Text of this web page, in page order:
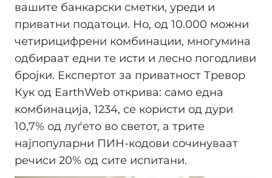
вашите банкарски сметки, уреди и
приватни податоци. Но, од 10.000 можни
четирицифрени комбинации, многумина
одбираат едни те исти и лесно погодливи
бројки. Експертот за приватност Тревор
Кук од EarthWeb открива: само една
комбинација, 1234, се користи од дури
10,7% од луѓето во светот, а трите
најпопуларни ПИН-кодови сочинуваат
речиси 20% од сите испитани.